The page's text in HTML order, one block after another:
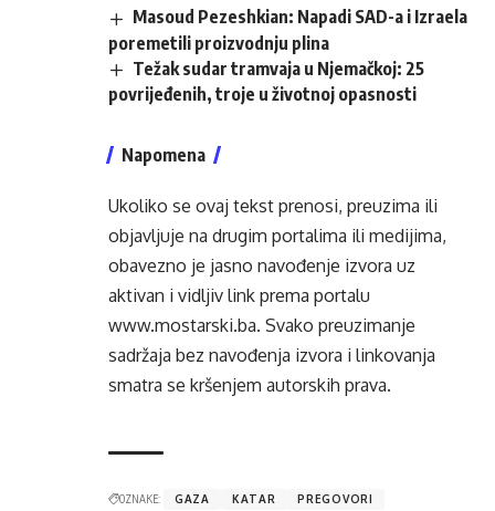
Masoud Pezeshkian: Napadi SAD-a i Izraela
poremetili proizvodnju plina
Težak sudar tramvaja u Njemačkoj: 25
povrijeđenih, troje u životnoj opasnosti
Napomena
Ukoliko se ovaj tekst prenosi, preuzima ili
objavljuje na drugim portalima ili medijima,
obavezno je jasno navođenje izvora uz
aktivan i vidljiv link prema portalu
www.mostarski.ba. Svako preuzimanje
sadržaja bez navođenja izvora i linkovanja
smatra se kršenjem autorskih prava.
OZNAKE: GAZA KATAR PREGOVORI